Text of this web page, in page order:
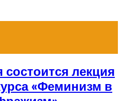
состоится лекция
«Феминизм в